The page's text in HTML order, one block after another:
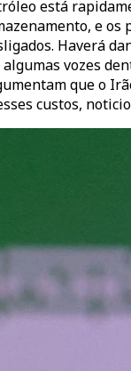
está
e os
Haverá
vozes
que o
custos,